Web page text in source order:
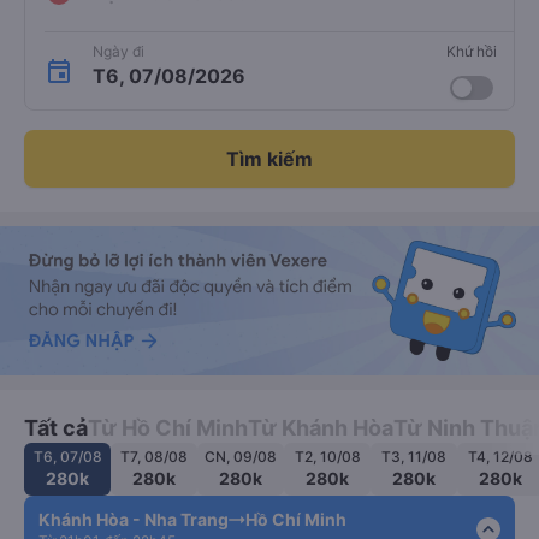
Ngày đi
T6, 07/08/2026
Khứ hồi
Tìm kiếm
Tất cảTừ Hồ Chí MinhTừ Khánh HòaTừ Ninh
T6, 07/08
280k
T7, 08/08
280k
CN, 09/08
280k
T2, 10/08
280k
T3, 11/08
280k
T4, 12/08
280k
Khánh Hòa - Nha Trang
Hồ Chí Minh expand_less